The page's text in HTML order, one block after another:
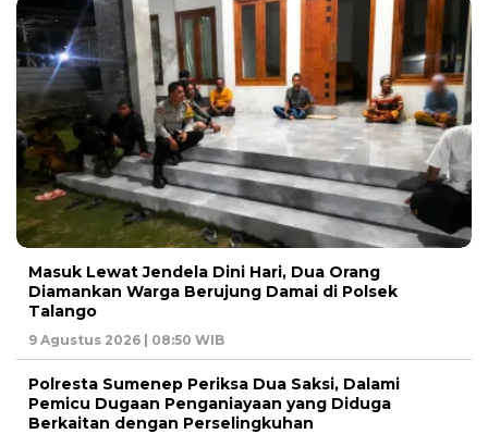
Masuk Lewat Jendela Dini Hari, Dua Orang
Diamankan Warga Berujung Damai di Polsek
Talango
9 Agustus 2026 | 08:50 WIB
Polresta Sumenep Periksa Dua Saksi, Dalami
Pemicu Dugaan Penganiayaan yang Diduga
Berkaitan dengan Perselingkuhan